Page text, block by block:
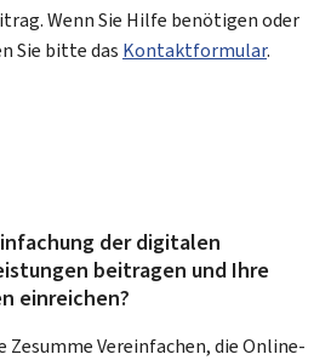
Wenn Sie Hilfe benötigen oder
Sie bitte das Kontaktformular.
der digitalen
beitragen und Ihre
einreichen?
Zesumme Vereinfachen, die Online-